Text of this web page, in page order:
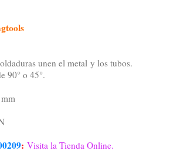
unen el metal y los tubos.
90° o 45°.
: Visita la Tienda Online.